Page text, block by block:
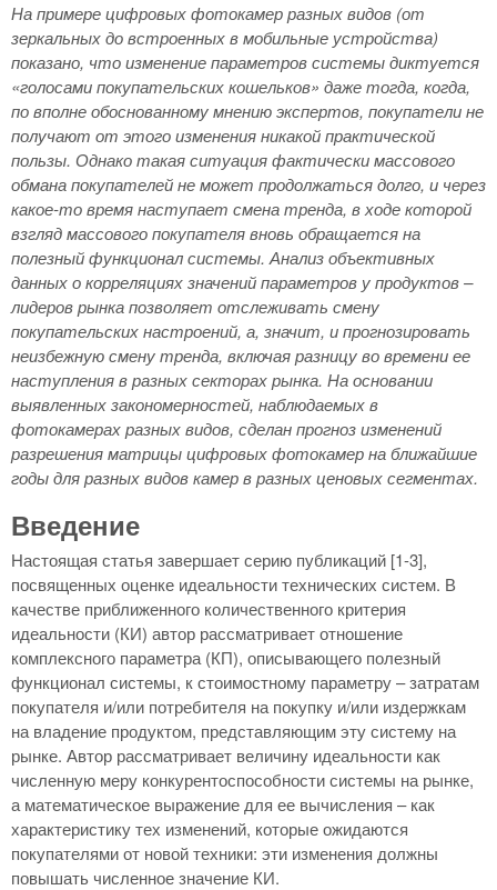
На примере цифровых фотокамер разных видов (от
зеркальных до встроенных в мобильные устройства)
показано, что изменение параметров системы диктуется
«голосами покупательских кошельков» даже тогда, когда,
по вполне обоснованному мнению экспертов, покупатели не
получают от этого изменения никакой практической
пользы. Однако такая ситуация фактически массового
обмана покупателей не может продолжаться долго, и через
какое-то время наступает смена тренда, в ходе которой
взгляд массового покупателя вновь обращается на
полезный функционал системы. Анализ объективных
данных о корреляциях значений параметров у продуктов –
лидеров рынка позволяет отслеживать смену
покупательских настроений, а, значит, и прогнозировать
неизбежную смену тренда, включая разницу во времени ее
наступления в разных секторах рынка. На основании
выявленных закономерностей, наблюдаемых в
фотокамерах разных видов, сделан прогноз изменений
разрешения матрицы цифровых фотокамер на ближайшие
годы для разных видов камер в разных ценовых сегментах.
Введение
Настоящая статья завершает серию публикаций [1-3],
посвященных оценке идеальности технических систем. В
качестве приближенного количественного критерия
идеальности (КИ) автор рассматривает отношение
комплексного параметра (КП), описывающего полезный
функционал системы, к стоимостному параметру – затратам
покупателя и/или потребителя на покупку и/или издержкам
на владение продуктом, представляющим эту систему на
рынке. Автор рассматривает величину идеальности как
численную меру конкурентоспособности системы на рынке,
а математическое выражение для ее вычисления – как
характеристику тех изменений, которые ожидаются
покупателями от новой техники: эти изменения должны
повышать численное значение КИ.